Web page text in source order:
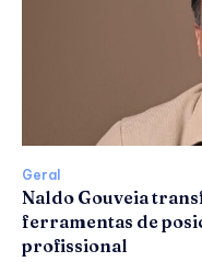
Geral
Naldo Gouveia
ferramentas de
profissional